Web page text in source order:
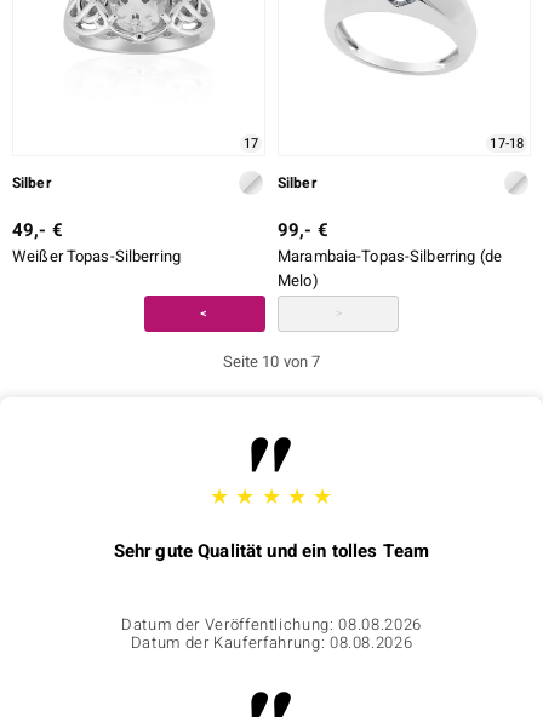
17
Silber
49,- €
Weißer Topas-Silberring
17-18
Silber
99,- €
Marambaia-Topas-Silberring (de
Melo)
< >
Seite 10 von 7
★ ★ ★ ★ ★
Sehr gute Qualität und ein tolles Team
Datum der Veröffentlichung: 08.08.2026
Datum der Kauferfahrung: 08.08.2026